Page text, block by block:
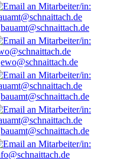
bauamt@schnaittach.de
ewo@schnaittach.de
bauamt@schnaittach.de
bauamt@schnaittach.de